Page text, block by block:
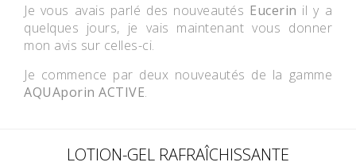
Je vous avais parlé des nouveautés Eucerin il y a
quelques jours, je vais maintenant vous donner
mon avis sur celles-ci.
Je commence par deux nouveautés de la gamme
AQUAporin ACTIVE.
LOTION-GEL RAFRAÎCHISSANTE